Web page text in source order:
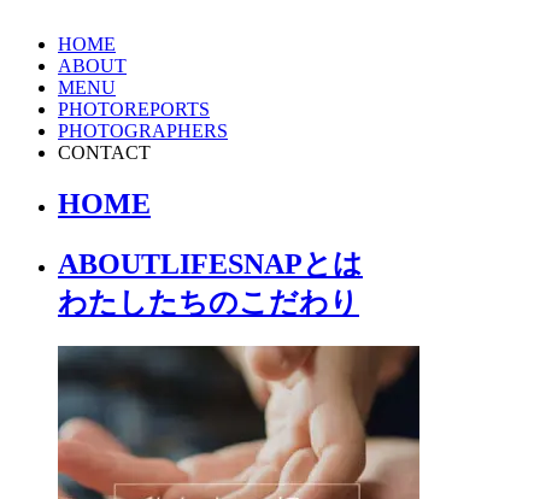
HOME
ABOUT
MENU
PHOTOREPORTS
PHOTOGRAPHERS
CONTACT
HOME
ABOUTLIFESNAPとは
わたしたちのこだわり